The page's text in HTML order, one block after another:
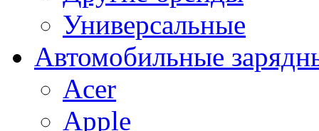
Универсальные
Автомобильные
Acer
Apple